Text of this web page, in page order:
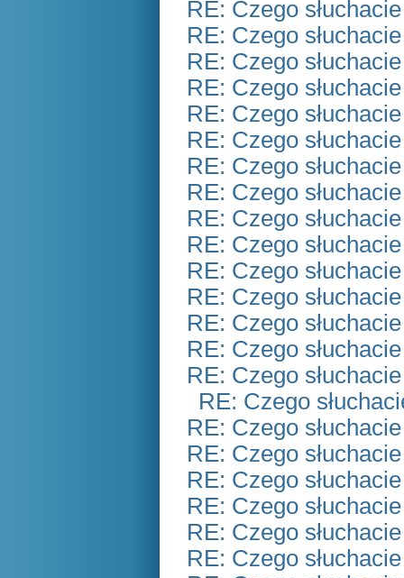
RE: Czego
RE: Czego
RE: Czego
RE: Czego
RE: Czego
RE: Czego
RE: Czego
RE: Czego
RE: Czego
RE: Czego
RE: Czego
RE: Czego
RE: Czego
RE: Czego
RE: Czego
RE: Czego
RE: Czego
RE: Czego
RE: Czego
RE: Czego
RE: Czego
RE: Czego